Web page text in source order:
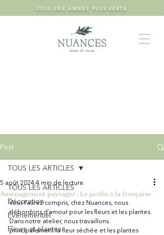
2026,UNE ANNÉE PLUS VERTE
Post
TOUS LES ARTICLES
Décoration
Événementiel
Fleurs et plantes
TOUS LES ARTICLES
Aménagement paysager : Le jardin à la française
5 août 2024 4 min de lecture
Vous l’aurez compris, chez Nuances, nous
débordons d’amour pour les fleurs et les plantes.
Dans notre atelier, nous travaillons
principalement la fleur séchée et les plantes